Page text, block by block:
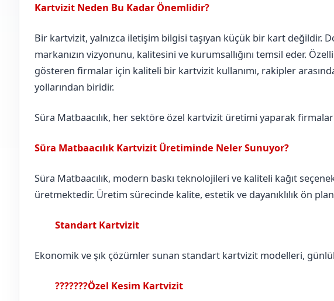
Kartvizit Neden Bu Kadar Önemlidir?
Bir kartvizit, yalnızca iletişim bilgisi taşıyan küçük bir kart değildir.
markanızın vizyonunu, kalitesini ve kurumsallığını temsil eder.
gösteren firmalar için kaliteli bir kartvizit kullanımı, rakipler
yollarından biridir.
Süra Matbaacılık, her sektöre özel kartvizit üretimi yaparak
Süra Matbaacılık Kartvizit Üretiminde Neler Sunuyor?
Süra Matbaacılık, modern baskı teknolojileri ve kaliteli kağıt
üretmektedir. Üretim sürecinde kalite, estetik ve dayanıklılık ön
Standart Kartvizit
Ekonomik ve şık çözümler sunan standart kartvizit modelleri,
???????Özel Kesim Kartvizit